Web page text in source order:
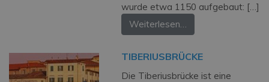
wurde etwa 1150 aufgebaut: […]
Weiterlesen…
TIBERIUSBRÜCKE
Die Tiberiusbrücke ist eine